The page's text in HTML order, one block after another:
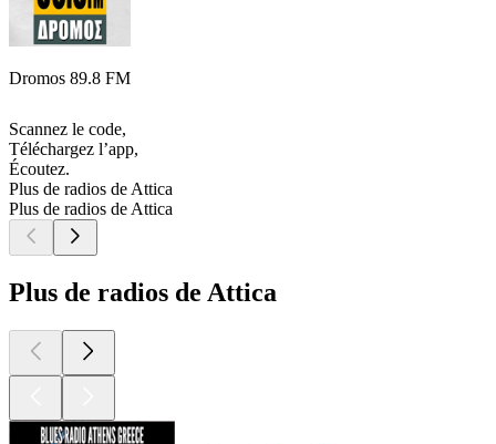
Dromos 89.8 FM
Scannez le code,
Téléchargez l’app,
Écoutez.
Plus de radios de Attica
Plus de radios de Attica
Plus de radios de Attica